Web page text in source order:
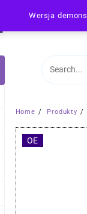
Wersja
Home Produkty
OE